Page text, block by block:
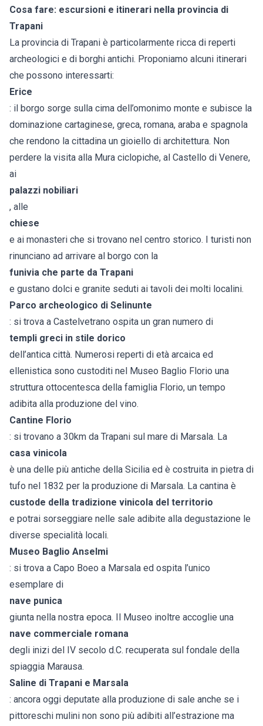
Cosa fare: escursioni e itinerari nella provincia di
Trapani
La provincia di Trapani è particolarmente ricca di reperti
archeologici e di borghi antichi. Proponiamo alcuni itinerari
che possono interessarti:
Erice
: il borgo sorge sulla cima dell’omonimo monte e subisce la
dominazione cartaginese, greca, romana, araba e spagnola
che rendono la cittadina un gioiello di architettura. Non
perdere la visita alla Mura ciclopiche, al Castello di Venere,
ai
palazzi nobiliari
, alle
chiese
e ai monasteri che si trovano nel centro storico. I turisti non
rinunciano ad arrivare al borgo con la
funivia che parte da Trapani
e gustano dolci e granite seduti ai tavoli dei molti localini.
Parco archeologico di Selinunte
: si trova a Castelvetrano ospita un gran numero di
templi greci in stile dorico
dell’antica città. Numerosi reperti di età arcaica ed
ellenistica sono custoditi nel Museo Baglio Florio una
struttura ottocentesca della famiglia Florio, un tempo
adibita alla produzione del vino.
Cantine Florio
: si trovano a 30km da Trapani sul mare di Marsala. La
casa vinicola
è una delle più antiche della Sicilia ed è costruita in pietra di
tufo nel 1832 per la produzione di Marsala. La cantina è
custode della tradizione vinicola del territorio
e potrai sorseggiare nelle sale adibite alla degustazione le
diverse specialità locali.
Museo Baglio Anselmi
: si trova a Capo Boeo a Marsala ed ospita l’unico
esemplare di
nave punica
giunta nella nostra epoca. Il Museo inoltre accoglie una
nave commerciale romana
degli inizi del IV secolo d.C. recuperata sul fondale della
spiaggia Marausa.
Saline di Trapani e Marsala
: ancora oggi deputate alla produzione di sale anche se i
pittoreschi mulini non sono più adibiti all’estrazione ma